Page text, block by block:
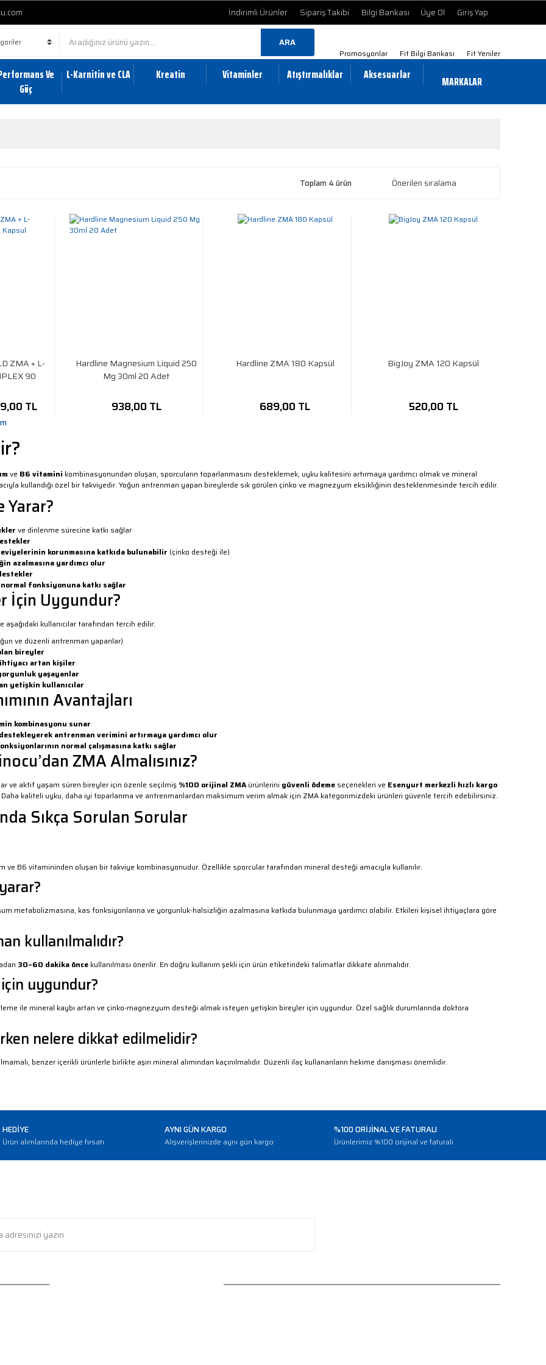
İndirimli Ürünler Sipariş Takibi Bilgi Bankası Üye Ol Giriş Yap
ARA
Promosyonlar Fit Bilgi Bankası Fit Yeniler
Ve
Güç
L-Karnitin ve CLA Kreatin Vitaminler Atıştırmalıklar Aksesuarlar MARKALAR
Toplam 4 ürün
ZMA + L-
90
TL
Hardline Magnesium Liquid 250
Mg 30ml 20 Adet
938,00 TL
Hardline ZMA 180 Kapsül
689,00 TL
BigJoy ZMA 120 Kapsül
520,00 TL
ve B6 vitamini kombinasyonundan oluşan, sporcuların toparlanmasını desteklemek, uyku kalitesini artırmaya yardımcı olmak ve mineral
kullandığı özel bir takviyedir. Yoğun antrenman yapan bireylerde sık görülen çinko ve magnezyum eksikliğinin desteklenmesinde tercih edilir.
Yarar?
ve dinlenme sürecine katkı sağlar
korunmasına katkıda bulunabilir (çinko desteği ile)
azalmasına yardımcı olur
normal fonksiyonuna katkı sağlar
İçin Uygundur?
kullanıcılar tarafından tercih edilir:
ve düzenli antrenman yapanlar)
bireyler
artan kişiler
yaşayanlar
yetişkin kullanıcılar
Avantajları
kombinasyonu sunar
antrenman verimini artırmaya yardımcı olur
normal çalışmasına katkı sağlar
ZMA Almalısınız?
ve aktif yaşam süren bireyler için özenle seçilmiş %100 orijinal ZMAürünlerini güvenli ödemeseçenekleri ve Esenyurt merkezli hızlı kargo
kaliteli uyku, daha iyi toparlanma ve antrenmanlardan maksimum verim almak için ZMA kategorimizdeki ürünleri güvenle tercih edebilirsiniz.
Sıkça Sorulan Sorular
ve B6 vitamininden oluşan bir takviye kombinasyonudur. Özellikle sporcular tarafından mineral desteği amacıyla kullanılır.
metabolizmasına, kas fonksiyonlarına ve yorgunluk-halsizliğin azalmasına katkıda bulunmaya yardımcı olabilir. Etkileri kişisel ihtiyaçlara göre
kullanılmalıdır?
30–60 dakika öncekullanılması önerilir. En doğru kullanım şekli için ürün etiketindeki talimatlar dikkate alınmalıdır.
uygundur?
ile mineral kaybı artan ve çinko-magnezyum desteği almak isteyen yetişkin bireyler için uygundur. Özel sağlık durumlarında doktora
nelere dikkat edilmelidir?
benzer içerikli ürünlerle birlikte aşırı mineral alımından kaçınılmalıdır. Düzenli ilaç kullananların hekime danışması önemlidir.
HEDİYE
Ürün alımlarında hediye fırsatı
AYNI GÜN KARGO
Alışverişlerinizde aynı gün kargo
%100 ORİJİNAL VE FATURALI
Ürünlerimiz %100 orijinal ve faturalı